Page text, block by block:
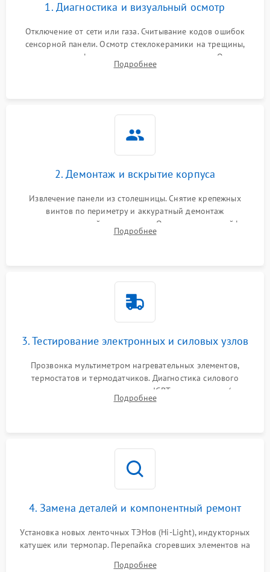
1. Диагностика и визуальный осмотр
Отключение от сети или газа. Считывание кодов ошибок
сенсорной панели. Осмотр стеклокерамики на трещины,
проверка конфорок на равномерность нагрева. Опрос
клиента о симптомах (не включается, не видит посуду,
Подробнее
2. Демонтаж и вскрытие корпуса
Извлечение панели из столешницы. Снятие крепежных
винтов по периметру и аккуратный демонтаж
стеклокерамической поверхности. Отсоединение шлейфов
сенсорного блока для доступа к силовым платам, катушкам
Подробнее
3. Тестирование электронных и силовых узлов
Прозвонка мультиметром нагревательных элементов,
термостатов и термодатчиков. Диагностика силового
модуля, реле, диодных мостов и IGBT-транзисторов (для
индукции). Проверка кранов и газ-контроля (для газовых
Подробнее
4. Замена деталей и компонентный ремонт
Установка новых ленточных ТЭНов (Hi-Light), индукторных
катушек или термопар. Перепайка сгоревших элементов на
Подробнее